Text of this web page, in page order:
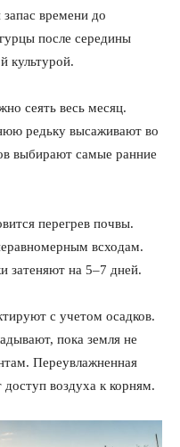
времени до
после середины
культурой.
сеять весь месяц.
редьку высаживают во
выбирают самые ранние
перегрев почвы.
всходам.
затеняют на 5–7 дней.
с учетом осадков.
пока земля не
Переувлажненная
доступ воздуха к корням.